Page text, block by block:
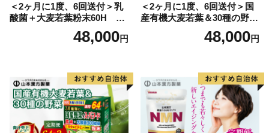
＜2ヶ月に1度、6回送付＞乳
酸菌＋大麦若葉粉末60H 山
48,000円
＜2ヶ月に1度、6回送付＞国
産有機大麦若葉＆30種の野
菜 山本漢方 定期便
48,000円